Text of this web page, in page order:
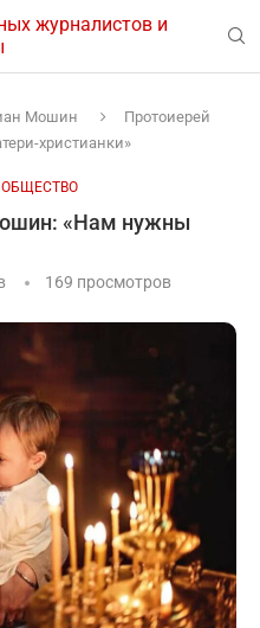
журналистов и
Мошин
Протоиерей
христианки»
«Нам нужны
169 просмотров